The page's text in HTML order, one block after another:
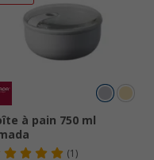
à pain 750 ml
(1)